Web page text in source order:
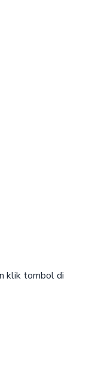
klik tombol di